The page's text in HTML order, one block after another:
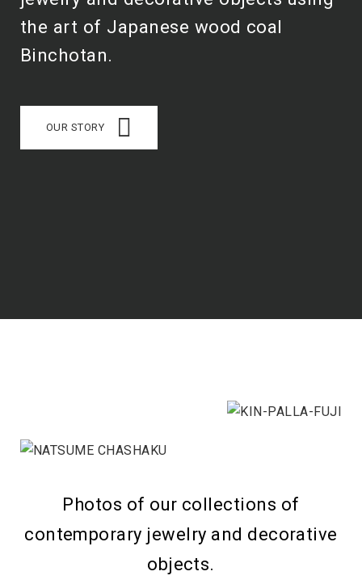
the art of Japanese wood coal
Binchotan.
OUR STORY
Photos of our collections of
contemporary jewelry and decorative
objects.